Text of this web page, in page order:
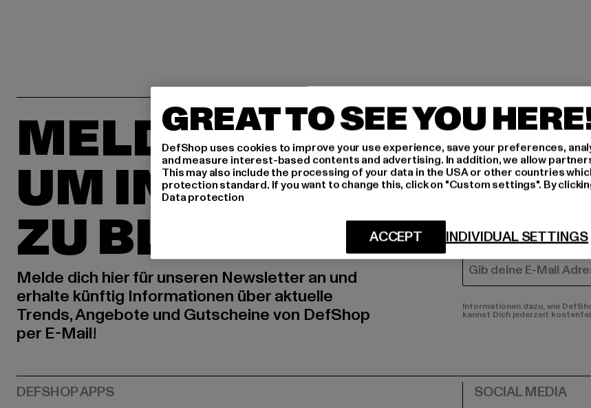
MELDE DICH AN,
UM INSPIRIERT
ZU BLEIBEN!
Melde dich hier für unseren Newsletter an und
erhalte künftig Informationen über aktuelle
Trends, Angebote und Gutscheine von DefShop
per E-Mail!
FRAUEN
E-MAIL
Informationen dazu, wie
kannst Dich jederzeit
GREAT TO SEE YOU
DefShop uses cookies to improve your use experience, save your preferences,
and measure interest-based contents and advertising. In addition, we allow
This may also include the processing of your data in the USA or other countries
protection standard. If you want to change this, click on "Custom settings". By
Data protection
INDIVIDUAL SETTINGS
ACCEPT